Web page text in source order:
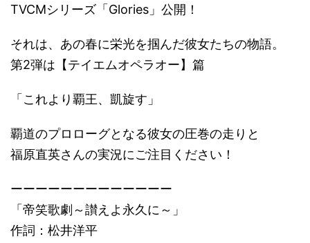
TVCMシリーズ「Glories」公開！
それは、あの春に栄光を掴んだ彼女たちの物語。
第2弾は【テイエムオペラオー】篇
「これより覇王、凱旋す」
覇道のプロローグとなる彼女の圧巻の走りと
福原直英さんの実況にご注目ください！
ーーーーーーーーーーーーー
「帝笑歌劇～讃えよ永久に～」
作詞：松井洋平